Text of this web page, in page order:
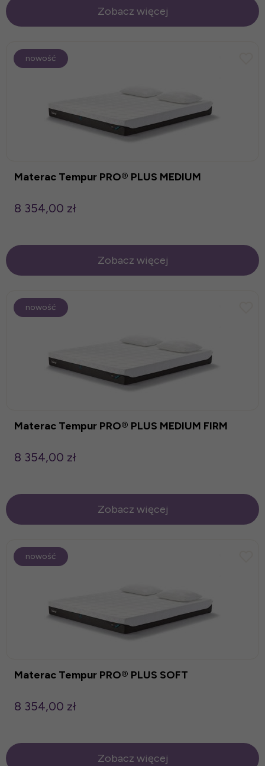
Zobacz więcej
Materac Tempur PRO® PLUS MEDIUM
8 354,00 zł
Zobacz więcej
nowość
Materac Tempur PRO® PLUS MEDIUM FIRM
8 354,00 zł
Zobacz więcej
nowość
Materac Tempur PRO® PLUS SOFT
8 354,00 zł
Zobacz więcej
nowość